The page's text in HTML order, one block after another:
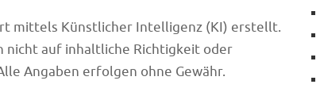
mittels Künstlicher Intelligenz (KI) erstellt.
nicht auf inhaltliche Richtigkeit oder
Angaben erfolgen ohne Gewähr.